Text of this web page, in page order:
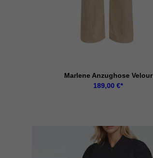
Marlene Anzughose Velour
189,00€